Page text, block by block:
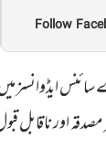
Follow
ایڈوانسز